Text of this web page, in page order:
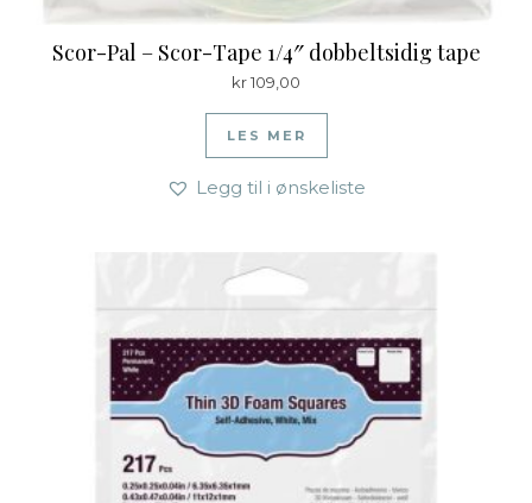
Scor-Pal – Scor-Tape 1/4″ dobbeltsidig tape
kr109,00
LES MER
Legg til i ønskeliste